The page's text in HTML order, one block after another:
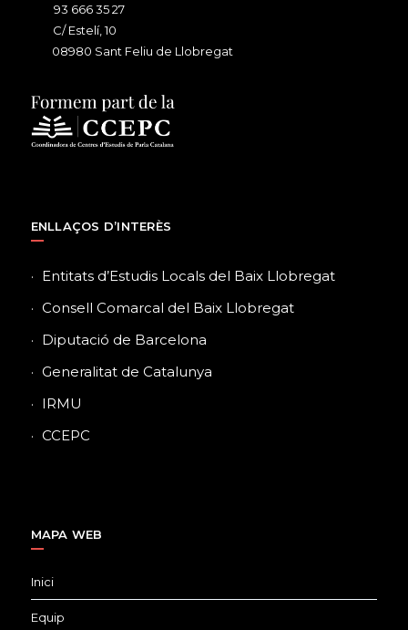
93 666 35 27
C/ Estelí, 10
08980 Sant Feliu de Llobregat
ENLLAÇOS D’INTERÈS
Entitats d’Estudis Locals del Baix Llobregat
Consell Comarcal del Baix Llobregat
Diputació de Barcelona
Generalitat de Catalunya
IRMU
CCEPC
MAPA WEB
Inici
Equip